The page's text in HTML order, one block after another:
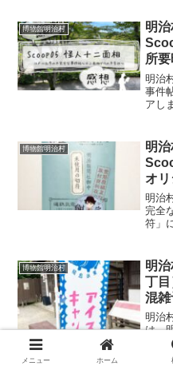
イヤ
る夏
つけ
しみ
博物館明治村
明治
所
いて
明治
事件
アし
～」
た感
ど）
博物館明治村
明
オ
た♪
明治
完全
符」
いて
い。
偵団
す。
す。
みく
博物館明治村
明
丁目
混雑
か？
明治
は、
もち
前
メニュー ホーム